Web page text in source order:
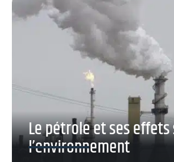
Le pétrole et ses
l’environnement